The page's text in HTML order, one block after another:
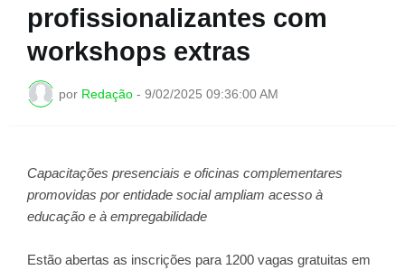
profissionalizantes com
workshops extras
por Redação - 9/02/2025 09:36:00 AM
Capacitações presenciais e oficinas complementares
promovidas por entidade social ampliam acesso à
educação e à empregabilidade
Estão abertas as inscrições para 1200 vagas gratuitas em